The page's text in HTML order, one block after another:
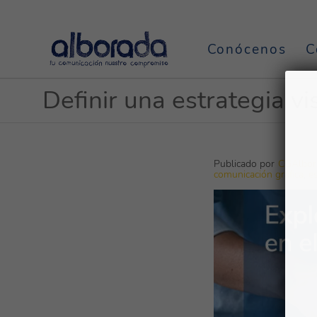
Conócenos
Definir una estrategia
Publicado por
comunicación gráfica